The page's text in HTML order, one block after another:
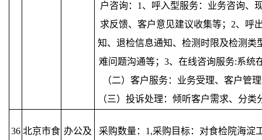
户咨询：1、呼入型服务：业务咨询、
求反馈、客户意见建议收集等；2、呼
知、退检信息通知、检测时限及检测类
难问题沟通等；3、在线咨询服务:系统
（二）客户服务：业务受理、客户管
（三）投诉处理：倾听客户需求、分
36 北京市食 办公及
采购数量：1,采购目标：对食检院海淀